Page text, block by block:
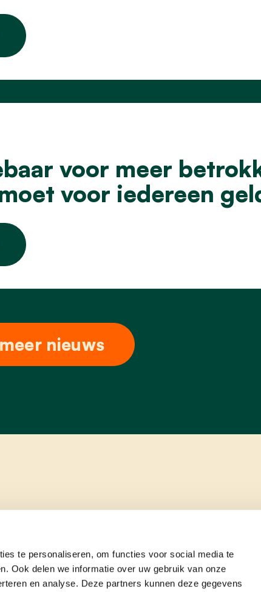
te personaliseren, om functies voor social media te
Ook delen we informatie over uw gebruik van onze
en analyse. Deze partners kunnen deze gegevens
voor meer
voor iedereen
meer nieuws